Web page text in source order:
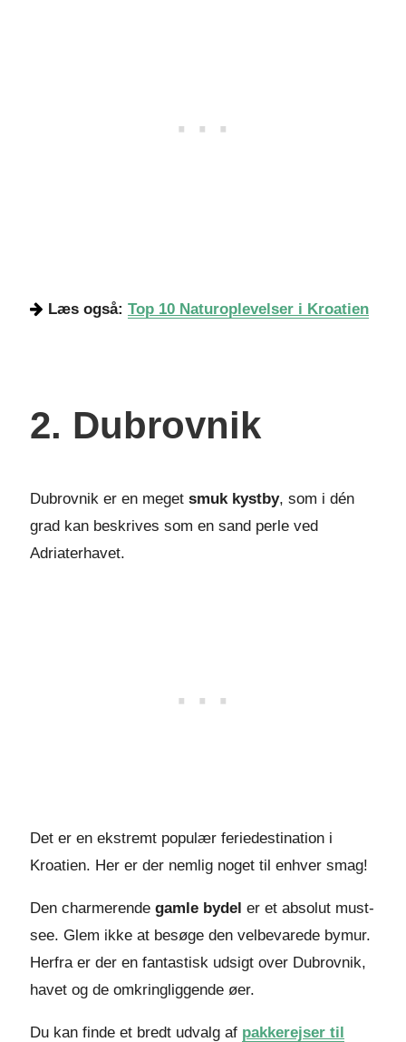
Læs også: Top 10 Naturoplevelser i Kroatien
2. Dubrovnik
Dubrovnik er en meget smuk kystby, som i dén
grad kan beskrives som en sand perle ved
Adriaterhavet.
Det er en ekstremt populær feriedestination i
Kroatien. Her er der nemlig noget til enhver smag!
Den charmerende gamle bydel er et absolut must-
see. Glem ikke at besøge den velbevarede bymur.
Herfra er der en fantastisk udsigt over Dubrovnik,
havet og de omkringliggende øer.
Du kan finde et bredt udvalg af pakkerejser til